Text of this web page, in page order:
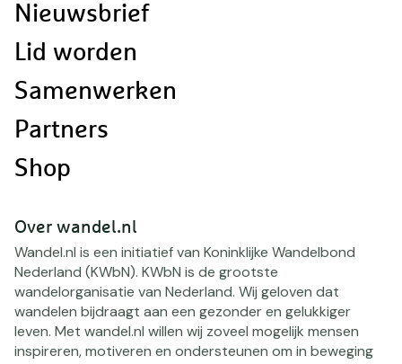
Nieuwsbrief
Lid worden
Samenwerken
Partners
Shop
Over wandel.nl
Wandel.nl is een initiatief van Koninklijke Wandelbond
Nederland (KWbN). KWbN is de grootste
wandelorganisatie van Nederland. Wij geloven dat
wandelen bijdraagt aan een gezonder en gelukkiger
leven. Met wandel.nl willen wij zoveel mogelijk mensen
inspireren, motiveren en ondersteunen om in beweging